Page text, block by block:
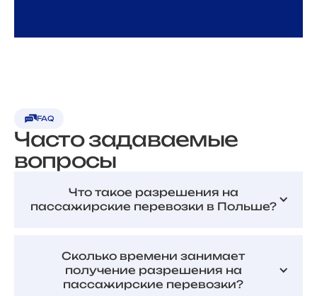
FAQ
Часто задаваемые
вопросы
Что такое разрешения на
пассажирские перевозки в Польше?
Сколько времени занимает
получение разрешения на
пассажирские перевозки?